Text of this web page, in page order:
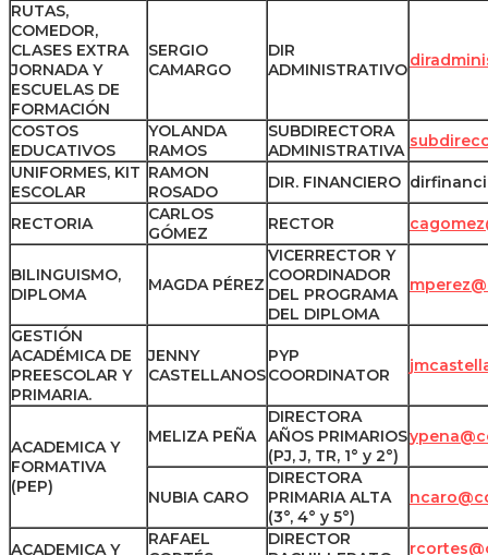
RUTAS,
COMEDOR,
CLASES EXTRA
JORNADA Y
ESCUELAS DE
FORMACIÓN
SERGIO
CAMARGO
DIR
ADMINISTRATIVO
COSTOS
EDUCATIVOS
YOLANDA
RAMOS
SUBDIRECTORA
ADMINISTRATIVA
UNIFORMES, KIT
ESCOLAR
RAMON
ROSADO
DIR. FINANCIERO
RECTORIA
CARLOS
GÓMEZ
RECTOR
BILINGUISMO,
DIPLOMA
MAGDA PÉREZ
VICERRECTOR Y
COORDINADOR
DEL PROGRAMA
DEL DIPLOMA
GESTIÓN
ACADÉMICA DE
PREESCOLAR Y
PRIMARIA.
JENNY
CASTELLANOS
PYP
COORDINATOR
ACADEMICA Y
FORMATIVA
(PEP)
MELIZA PEÑA
DIRECTORA
AÑOS PRIMARIOS
(PJ, J, TR, 1° y 2°)
NUBIA CARO
DIRECTORA
PRIMARIA ALTA
(3°, 4° y 5°)
ACADEMICA Y
RAFAEL
DIRECTOR